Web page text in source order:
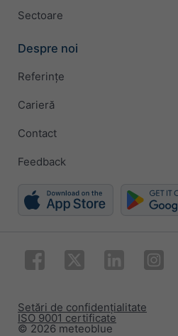
Sectoare
Despre noi
Referințe
Carieră
Contact
Feedback
© 2026 meteoblue
ISO 9001 certificate
Setări de confidențialitate